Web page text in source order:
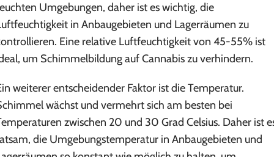
Umgebungen, daher ist es wichtig, die
in Anbaugebieten und Lagerräumen zu
Eine relative Luftfeuchtigkeit von 45-55% ist
um Schimmelbildung auf Cannabis zu verhindern.
weiterer entscheidender Faktor ist die Temperatur.
wächst und vermehrt sich am besten bei
zwischen 20 und 30 Grad Celsius. Daher ist
die Umgebungstemperatur in Anbaugebieten und